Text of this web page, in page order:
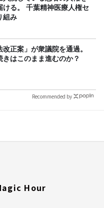
ける。 千葉精神医療人権セ
組み
改正案」が衆議院を通過。
きはこのまま進むのか？
Recommended by
Hour